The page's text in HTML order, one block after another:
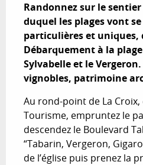
Randonnez sur le
duquel les plages vont
particulières et uniques,
Débarquement à la plage
Sylvabelle et le
vignobles, patrimoine
Au rond-point de La Croix,
Tourisme, empruntez le
descendez le Boulevard
“Tabarin, Vergeron,
de l’église puis prenez la